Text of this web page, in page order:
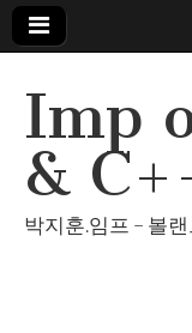
Imp
&
박지훈.임프 – 볼